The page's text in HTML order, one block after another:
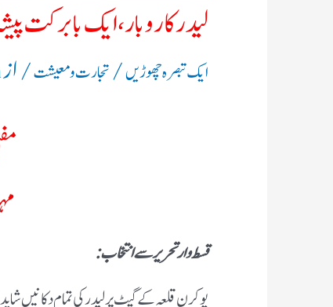
لیدرکاروبار،ایک بابرکت
ایک تبصرہ چھوڑیں/تجارت و معیشت/ از
قسط وار تحریر سے انتخاب:
پوکرن قلعہ کے گیٹ پرلیدر کی تمام دکانیں